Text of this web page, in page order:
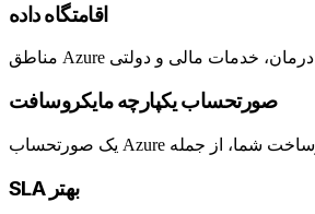
اقامتگاه داده
صورتحساب یکپارچه مایکروسافت
SLA بهتر